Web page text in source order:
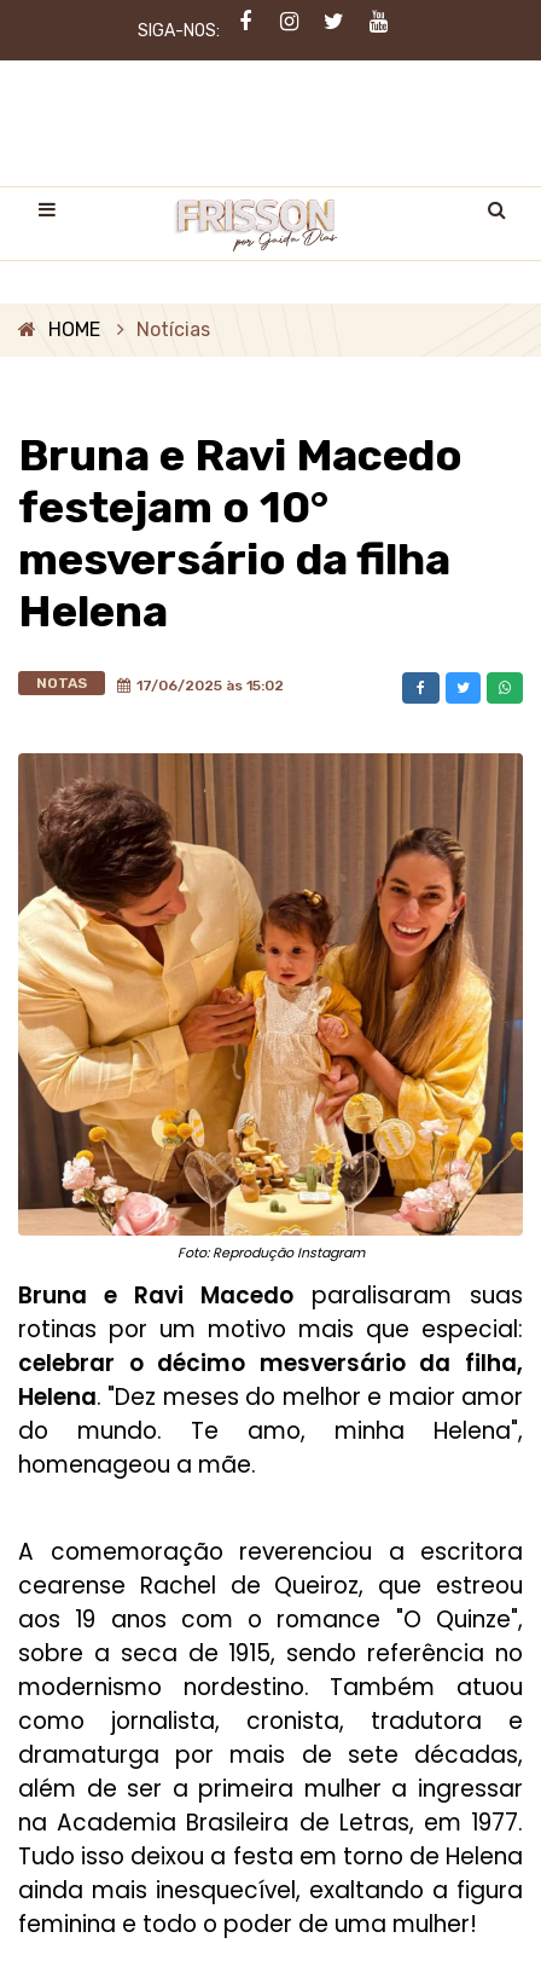
SIGA-NOS:
HOME Notícias
Bruna e Ravi Macedo
festejam o 10°
mesversário da filha
Helena
NOTAS 17/06/2025 às 15:02
Foto: Reprodução Instagram
Bruna e Ravi Macedo paralisaram suas
rotinas por um motivo mais que especial:
celebrar o décimo mesversário da filha,
Helena. "Dez meses do melhor e maior amor
do mundo. Te amo, minha Helena",
homenageou a mãe.
A comemoração reverenciou a escritora
cearense Rachel de Queiroz, que estreou
aos 19 anos com o romance "O Quinze",
sobre a seca de 1915, sendo referência no
modernismo nordestino. Também atuou
como jornalista, cronista, tradutora e
dramaturga por mais de sete décadas,
além de ser a primeira mulher a ingressar
na Academia Brasileira de Letras, em 1977.
Tudo isso deixou a festa em torno de Helena
ainda mais inesquecível, exaltando a figura
feminina e todo o poder de uma mulher!